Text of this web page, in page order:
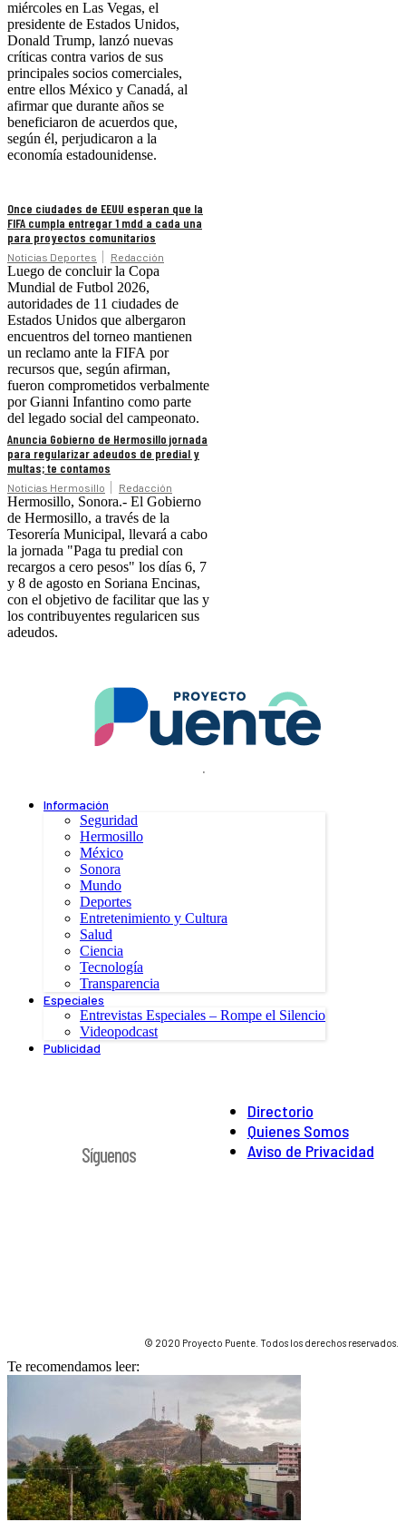
miércoles en Las Vegas, el
presidente de Estados Unidos,
Donald Trump, lanzó nuevas
críticas contra varios de sus
principales socios comerciales,
entre ellos México y Canadá, al
afirmar que durante años se
beneficiaron de acuerdos que,
según él, perjudicaron a la
economía estadounidense.
Once ciudades de EEUU esperan que la
FIFA cumpla entregar 1 mdd a cada una
para proyectos comunitarios
Noticias Deportes Redacción
Luego de concluir la Copa
Mundial de Futbol 2026,
autoridades de 11 ciudades de
Estados Unidos que albergaron
encuentros del torneo mantienen
un reclamo ante la FIFA por
recursos que, según afirman,
fueron comprometidos verbalmente
por Gianni Infantino como parte
del legado social del campeonato.
Anuncia Gobierno de Hermosillo jornada
para regularizar adeudos de predial y
multas; te contamos
Noticias Hermosillo Redacción
Hermosillo, Sonora.- El Gobierno
de Hermosillo, a través de la
Tesorería Municipal, llevará a cabo
la jornada "Paga tu predial con
recargos a cero pesos" los días 6, 7
y 8 de agosto en Soriana Encinas,
con el objetivo de facilitar que las y
los contribuyentes regularicen sus
adeudos.
.
Información
Seguridad
Hermosillo
México
Sonora
Mundo
Deportes
Entretenimiento y Cultura
Salud
Ciencia
Tecnología
Transparencia
Especiales
Entrevistas Especiales – Rompe el Silencio
Videopodcast
Publicidad
Directorio
Quienes Somos
Aviso de Privacidad
Síguenos
© 2020 Proyecto Puente. Todos los derechos reservados.
Te recomendamos leer: